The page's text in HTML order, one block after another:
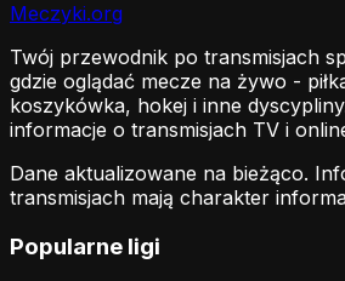
Meczyki.org
Twój przewodnik po transmisjach
gdzie oglądać mecze na żywo -
koszykówka, hokej i inne
informacje o transmisjach TV i
Dane aktualizowane na bieżąco.
transmisjach mają charakter
Popularne ligi